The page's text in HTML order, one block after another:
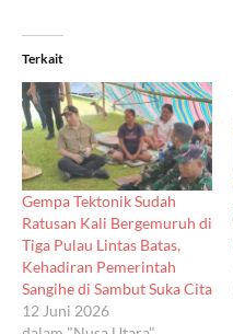
Terkait
Gempa Tektonik Sudah
Ratusan Kali Bergemuruh di
Tiga Pulau Lintas Batas,
Kehadiran Pemerintah
Sangihe di Sambut Suka Cita
12 Juni 2026